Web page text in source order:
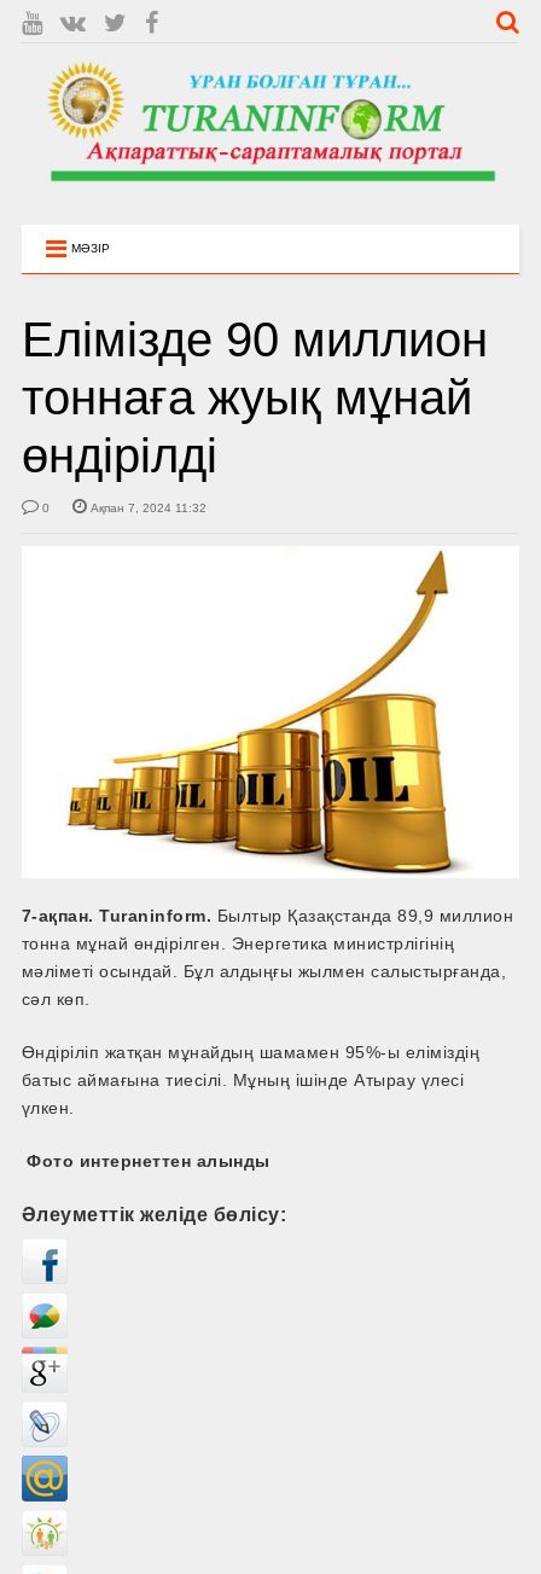
МӘЗІР
Елімізде 90 миллион
тоннаға жуық мұнай
өндірілді
0 Ақпан 7, 2024 11:32
7-ақпан. Turaninform. Былтыр Қазақстанда 89,9 миллион
тонна мұнай өндірілген. Энергетика министрлігінің
мәліметі осындай. Бұл алдыңғы жылмен салыстырғанда,
сәл көп.
Өндіріліп жатқан мұнайдың шамамен 95%-ы еліміздің
батыс аймағына тиесілі. Мұның ішінде Атырау үлесі
үлкен.
Фото интернеттен алынды
Әлеуметтік желіде бөлісу: